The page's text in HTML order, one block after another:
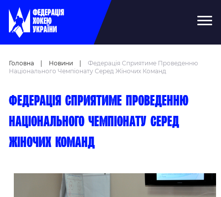
Головна Новини
Федерація Сприятиме Проведенню
Національного Чемпіонату Серед Жіночих Команд
Федерація сприятиме проведенню
національного чемпіонату серед
жіночих команд